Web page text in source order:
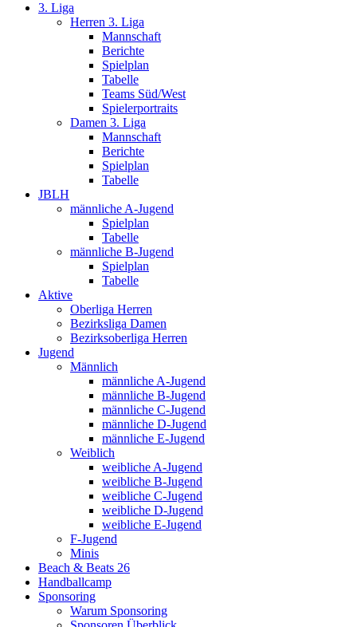
3. Liga
Herren 3. Liga
Mannschaft
Berichte
Spielplan
Tabelle
Teams Süd/West
Spielerportraits
Damen 3. Liga
Mannschaft
Berichte
Spielplan
Tabelle
JBLH
männliche A-Jugend
Spielplan
Tabelle
männliche B-Jugend
Spielplan
Tabelle
Aktive
Oberliga Herren
Bezirksliga Damen
Bezirksoberliga Herren
Jugend
Männlich
männliche A-Jugend
männliche B-Jugend
männliche C-Jugend
männliche D-Jugend
männliche E-Jugend
Weiblich
weibliche A-Jugend
weibliche B-Jugend
weibliche C-Jugend
weibliche D-Jugend
weibliche E-Jugend
F-Jugend
Minis
Beach & Beats 26
Handballcamp
Sponsoring
Warum Sponsoring